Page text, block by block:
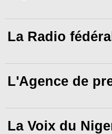
La Radio
L'Agence de
La Voix du